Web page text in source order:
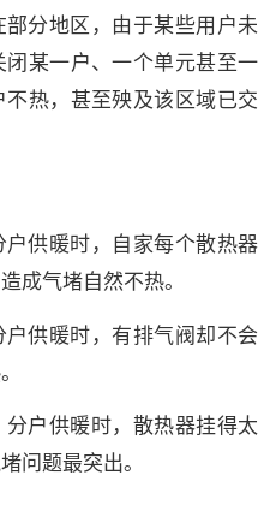
部分地区，由于某些用户未
某一户、一个单元甚至一
热，甚至殃及该区域已交
户供暖时，自家每个散热器
成气堵自然不热。
供暖时，有排气阀却不会
户供暖时，散热器挂得太
问题最突出。